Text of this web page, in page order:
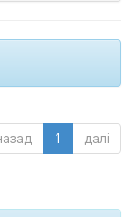
1 далі